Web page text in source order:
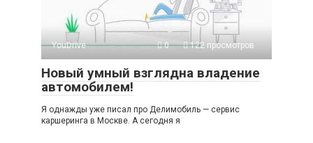
YouDrive 0 122 просмотров
Новый умный взглядна владение
автомобилем!
Я однажды уже писал про Делимобиль — сервис
каршеринга в Москве. А сегодня я